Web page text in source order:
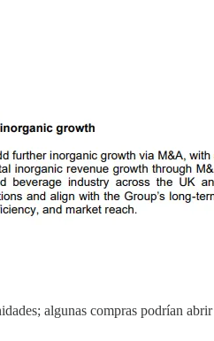
algunas compras podrían abrir